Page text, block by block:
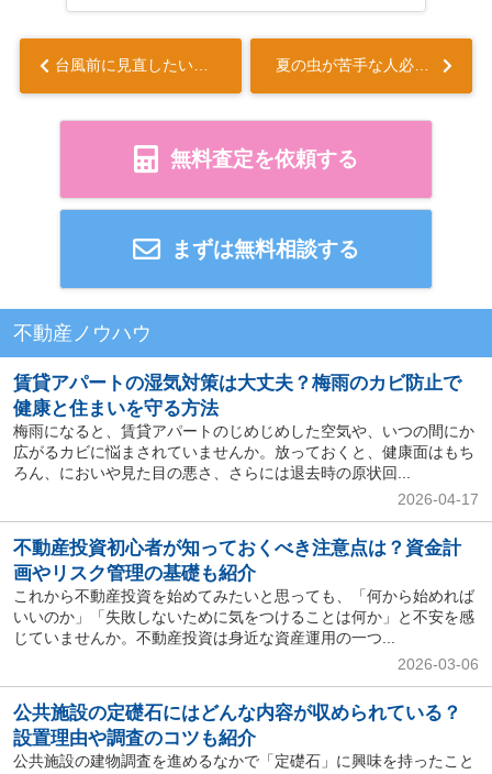
台風前に見直したいアパートの対策は？全世代で備える台風対策の基本を解説... 夏の虫が苦手な人必見の自分で出来る駆除方法！部屋が虫でなくなる方法を解説...
無料査定を依頼する
まずは無料相談する
不動産ノウハウ
賃貸アパートの湿気対策は大丈夫？梅雨のカビ防止で
健康と住まいを守る方法
梅雨になると、賃貸アパートのじめじめした空気や、いつの間にか
広がるカビに悩まされていませんか。放っておくと、健康面はもち
ろん、においや見た目の悪さ、さらには退去時の原状回...
2026-04-17
不動産投資初心者が知っておくべき注意点は？資金計
画やリスク管理の基礎も紹介
これから不動産投資を始めてみたいと思っても、「何から始めれば
いいのか」「失敗しないために気をつけることは何か」と不安を感
じていませんか。不動産投資は身近な資産運用の一つ...
2026-03-06
公共施設の定礎石にはどんな内容が収められている？
設置理由や調査のコツも紹介
公共施設の建物調査を進めるなかで「定礎石」に興味を持ったこと